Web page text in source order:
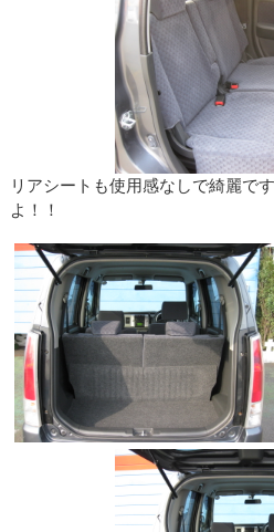
リアシートも使用感なしで綺麗で
よ！！